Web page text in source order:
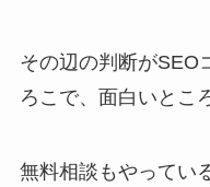
その辺の判断がSEO
ろこで、面白いとこ
無料相談もやってい